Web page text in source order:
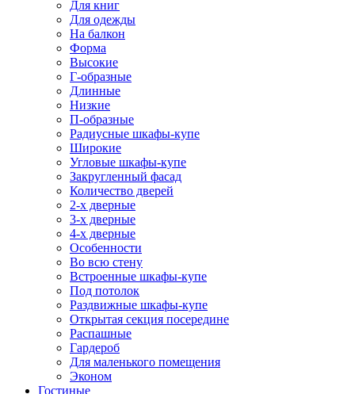
Для книг
Для одежды
На балкон
Форма
Высокие
Г-образные
Длинные
Низкие
П-образные
Радиусные шкафы-купе
Широкие
Угловые шкафы-купе
Закругленный фасад
Количество дверей
2-х дверные
3-х дверные
4-х дверные
Особенности
Во всю стену
Встроенные шкафы-купе
Под потолок
Раздвижные шкафы-купе
Открытая секция посередине
Распашные
Гардероб
Для маленького помещения
Эконом
Гостиные